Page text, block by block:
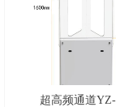
超高频通道YZ-